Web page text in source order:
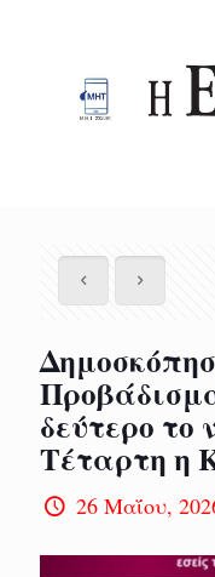
δεύτερο
Τέταρτη η
26 Μαΐου,